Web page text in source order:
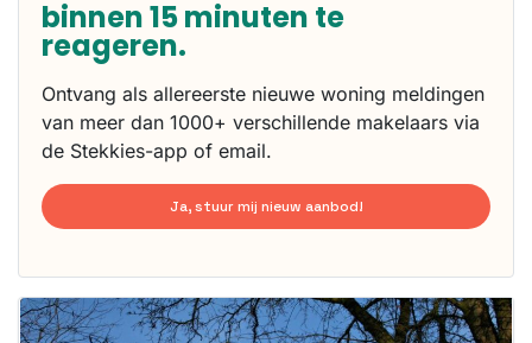
binnen 15 minuten te
reageren.
Ontvang als allereerste nieuwe woning meldingen
van meer dan 1000+ verschillende makelaars via
de Stekkies-app of email.
Ja, stuur mij nieuw aanbod!
Deze woning